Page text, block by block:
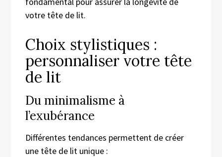
votre tête de lit.
Choix stylistiques :
personnaliser votre tête
de lit
Du minimalisme à
l’exubérance
Différentes tendances permettent de créer
une tête de lit unique :